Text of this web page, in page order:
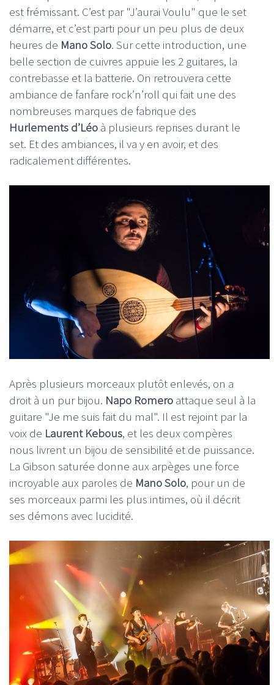
est frémissant. C’est par "J’aurai Voulu" que le set
démarre, et c’est parti pour un peu plus de deux
heures de Mano Solo. Sur cette introduction, une
belle section de cuivres appuie les 2 guitares, la
contrebasse et la batterie. On retrouvera cette
ambiance de fanfare rock’n’roll qui fait une des
nombreuses marques de fabrique des
Hurlements d’Léo à plusieurs reprises durant le
set. Et des ambiances, il va y en avoir, et des
radicalement différentes.
Après plusieurs morceaux plutôt enlevés, on a
droit à un pur bijou. Napo Romero attaque seul à la
guitare "Je me suis fait du mal". Il est rejoint par la
voix de Laurent Kebous, et les deux compères
nous livrent un bijou de sensibilité et de puissance.
La Gibson saturée donne aux arpèges une force
incroyable aux paroles de Mano Solo, pour un de
ses morceaux parmi les plus intimes, où il décrit
ses démons avec lucidité.